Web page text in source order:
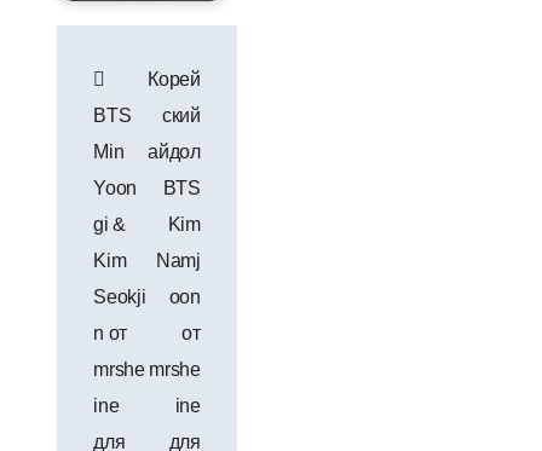
по
записям
BTS
Min
Yoon
gi &
Kim
Seokji
n от
mrshe
ine
для
Корей
ский
айдол
BTS
Kim
Namj
oon
от
mrshe
ine
для